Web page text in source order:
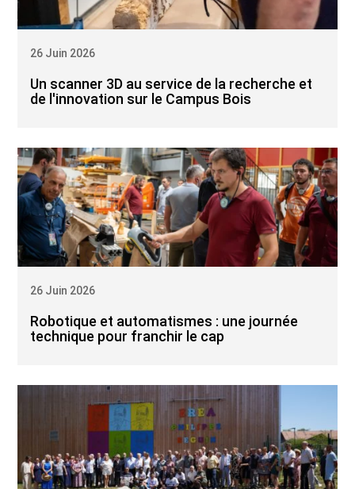
Un scanner 3D au service de la recherche et
de l'innovation sur le Campus Bois
26 Juin 2026
Robotique et automatismes : une journée
technique pour franchir le cap
26 Juin 2026